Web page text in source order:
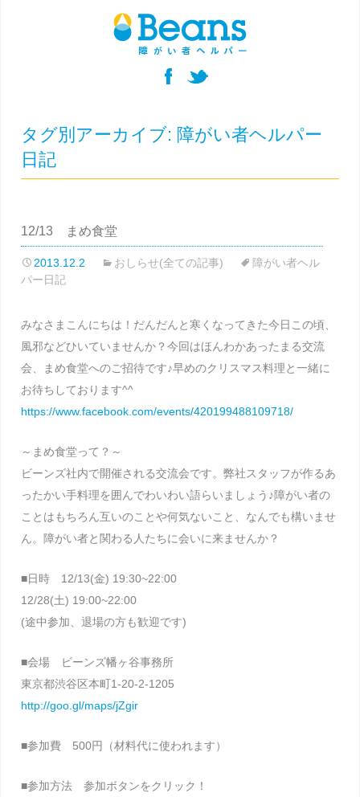
タグ別アーカイブ: 障がい者ヘルパー
日記
12/13 まめ食堂
2013.12.2 おしらせ(全ての記事)
障がい者ヘル
パー日記
みなさまこんにちは！だんだんと寒くなってきた今日この頃、
風邪などひいていませんか？今回はほんわかあったまる交流
会、まめ食堂へのご招待です♪早めのクリスマス料理と一緒に
お待ちしております^^
https://www.facebook.com/events/420199488109718/
～まめ食堂って？～
ビーンズ社内で開催される交流会です。弊社スタッフが作るあ
ったかい手料理を囲んでわいわい語らいましょう♪障がい者の
ことはもちろん互いのことや何気ないこと、なんでも構いませ
ん。障がい者と関わる人たちに会いに来ませんか？
■日時 12/13(金) 19:30~22:00
12/28(土) 19:00~22:00
(途中参加、退場の方も歓迎です)
■会場 ビーンズ幡ヶ谷事務所
東京都渋谷区本町1-20-2-1205
http://goo.gl/maps/jZgir
■参加費 500円（材料代に使われます）
■参加方法 参加ボタンをクリック！